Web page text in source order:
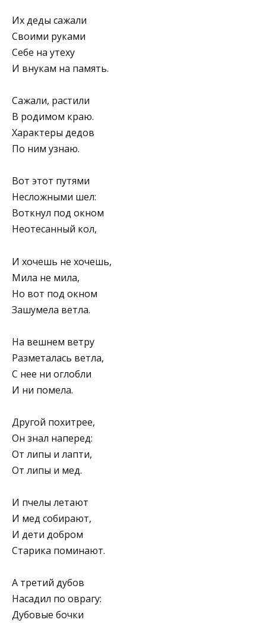
Их деды сажали
Своими руками
Себе на утеху
И внукам на память.
Сажали, растили
В родимом краю.
Характеры дедов
По ним узнаю.
Вот этот путями
Несложными шел:
Воткнул под окном
Неотесанный кол,
И хочешь не хочешь,
Мила не мила,
Но вот под окном
Зашумела ветла.
На вешнем ветру
Разметалась ветла,
С нее ни оглобли
И ни помела.
Другой похитрее,
Он знал наперед:
От липы и лапти,
От липы и мед.
И пчелы летают
И мед собирают,
И дети добром
Старика поминают.
А третий дубов
Насадил по оврагу:
Дубовые бочки